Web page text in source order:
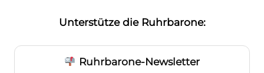
Unterstütze die Ruhrbarone:
Ruhrbarone-Newsletter